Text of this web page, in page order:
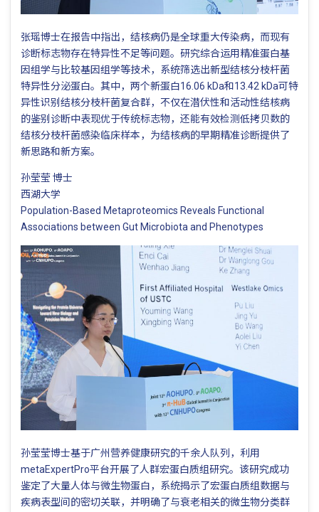
张瑶博士在报告中指出，结核病仍是全球重大传染病，而现有
诊断标志物存在特异性不足等问题。研究综合运用精准蛋白基
因组学与比较基因组学等技术，系统筛选出新型结核分枝杆菌
特异性分泌蛋白。其中，两个新蛋白16.06 kDa和13.42 kDa可特
异性识别结核分枝杆菌复合群，不仅在潜伏性和活动性结核病
的鉴别诊断中表现优于传统标志物，还能有效检测低拷贝数的
结核分枝杆菌感染临床样本，为结核病的早期精准诊断提供了
新思路和新方案。
孙莹莹 博士
西湖大学
Population-Based Metaproteomics Reveals Functional
Associations between Gut Microbiota and Phenotypes
孙莹莹博士基于广州营养健康研究的千余人队列，利用
metaExpertPro平台开展了人群宏蛋白质组研究。该研究成功
鉴定了大量人体与微生物蛋白，系统揭示了宏蛋白质组数据与
疾病表型间的密切关联，并明确了与衰老相关的微生物分类群